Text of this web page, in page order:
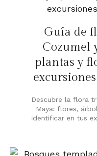
Guía de
Cozumel
plantas y
Descubre la flora
Maya: flores,
identificar en tus